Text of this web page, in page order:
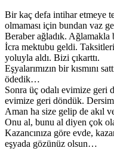
Bir kaç defa intihar etmeye
olmaması için bundan vaz
Beraber ağladık.
İcra mektubu geldi.
yoluyla aldı. Bizi çıkarttı.
Eşyalarımızın bir kısmını
ödedik…
Sonra üç odalı evimize geri
evimize geri döndük.
Aman ha size gelip de akıl
Onu al, bunu al diyen çok
Kazancınıza göre evde,
eşyada gözünüz olsun…